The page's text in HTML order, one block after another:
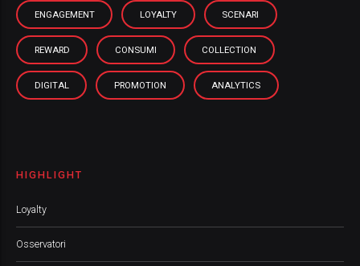
ENGAGEMENT LOYALTY SCENARI
REWARD CONSUMI COLLECTION
DIGITAL PROMOTION ANALYTICS
HIGHLIGHT
Loyalty
Osservatori